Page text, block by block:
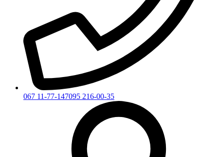
067 11-77-147095 216-00-35